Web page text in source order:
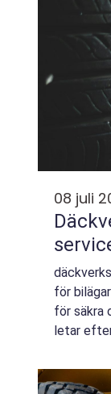
08 juli
för
för säkra
letar
tydliga